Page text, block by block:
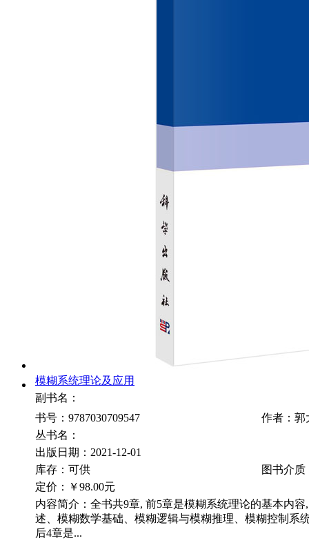
模糊系统理论及应用
副书名：
书号：9787030709547
作者：郭
丛书名：
出版日期：2021-12-01
库存：可供
图书介质
定价：
￥98.00元
内容简介：全书共9章, 前5章是模糊系统理论的基本内
述、模糊数学基础、模糊逻辑与模糊推理、模糊控制系
后4章是...